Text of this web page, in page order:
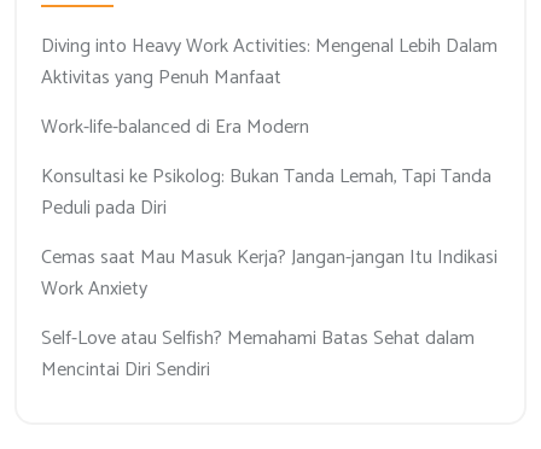
Diving into Heavy Work Activities: Mengenal Lebih Dalam
Aktivitas yang Penuh Manfaat
Work-life-balanced di Era Modern
Konsultasi ke Psikolog: Bukan Tanda Lemah, Tapi Tanda
Peduli pada Diri
Cemas saat Mau Masuk Kerja? Jangan-jangan Itu Indikasi
Work Anxiety
Self-Love atau Selfish? Memahami Batas Sehat dalam
Mencintai Diri Sendiri